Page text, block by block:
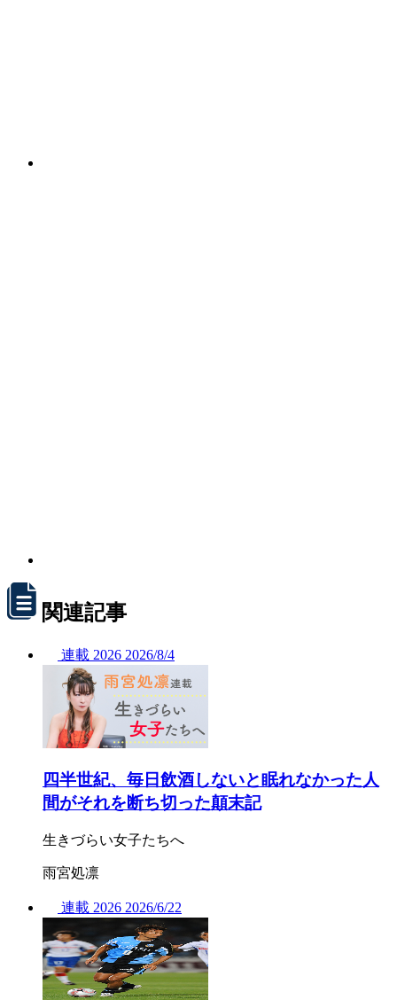
関連記事
連載 2026 2026/8/4
四半世紀、毎日飲酒しないと眠れなかった人
間がそれを断ち切った顛末記
生きづらい女子たちへ
雨宮処凛
連載 2026 2026/6/22